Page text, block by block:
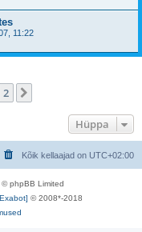
11:22
2
Hüppa
Kõik kellaajad on UTC+02:00
phpBB Limited
© 2008*-2018